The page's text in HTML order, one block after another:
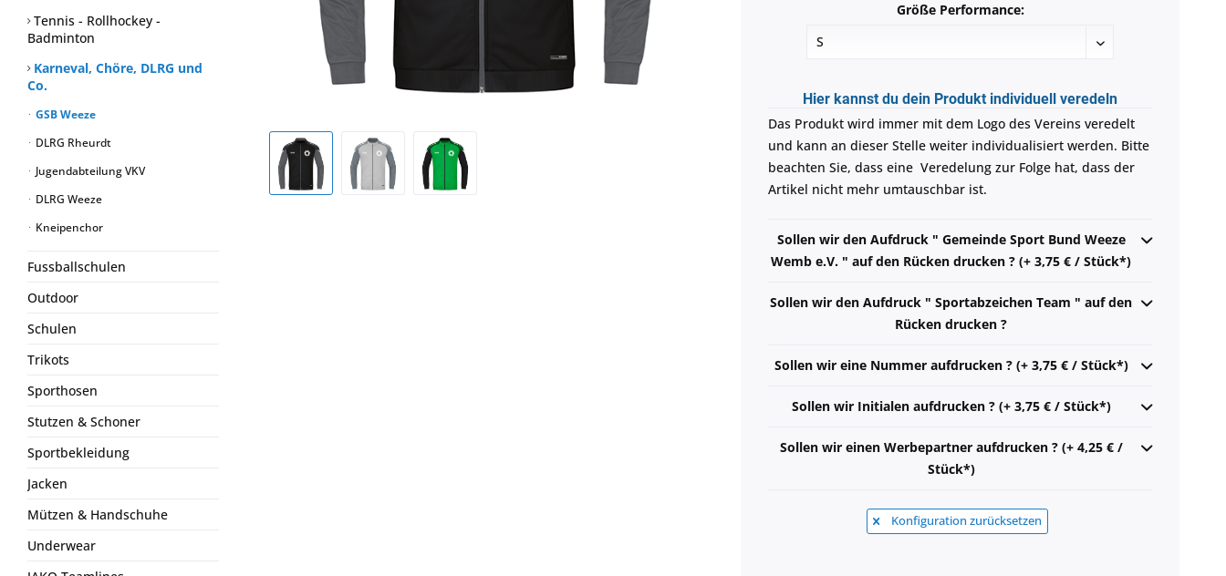
Tennis - Rollhockey -
Badminton
Karneval, Chöre, DLRG und
Co.
GSB Weeze
DLRG Rheurdt
Jugendabteilung VKV
DLRG Weeze
Kneipenchor
Fussballschulen
Outdoor
Schulen
Trikots
Sporthosen
Stutzen & Schoner
Sportbekleidung
Jacken
Mützen & Handschuhe
Underwear
Größe Performance:
Hier kannst du dein Produkt individuell veredeln
Das Produkt wird immer mit dem Logo des Vereins veredelt
und kann an dieser Stelle weiter individualisiert werden. Bitte
beachten Sie, dass eine Veredelung zur Folge hat, dass der
Artikel nicht mehr umtauschbar ist.
Sollen wir den Aufdruck " Gemeinde Sport Bund Weeze
Wemb e.V. " auf den Rücken drucken ? (+ 3,75 € / Stück*)
Sollen wir den Aufdruck " Sportabzeichen Team " auf den
Rücken drucken ?
Sollen wir eine Nummer aufdrucken ? (+ 3,75 € / Stück*)
Sollen wir Initialen aufdrucken ? (+ 3,75 € / Stück*)
Sollen wir einen Werbepartner aufdrucken ? (+ 4,25 € /
Stück*)
Konfiguration zurücksetzen